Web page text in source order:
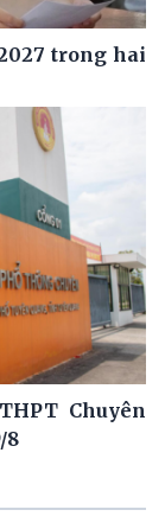
trong hai
Chuyên
8